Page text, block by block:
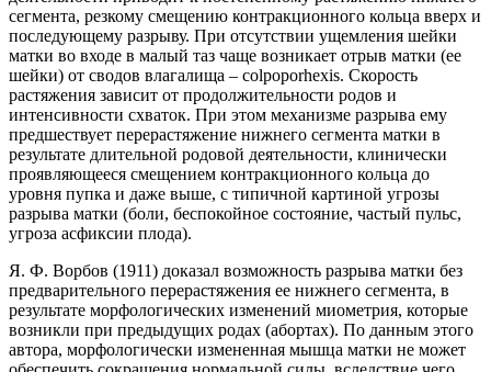
сегмента, резкому смещению контракционного кольца вверх и
последующему разрыву. При отсутствии ущемления шейки
матки во входе в малый таз чаще возникает отрыв матки (ее
шейки) от сводов влагалища – colpoporhexis. Скорость
растяжения зависит от продолжительности родов и
интенсивности схваток. При этом механизме разрыва ему
предшествует перерастяжение нижнего сегмента матки в
результате длительной родовой деятельности, клинически
проявляющееся смещением контракционного кольца до
уровня пупка и даже выше, с типичной картиной угрозы
разрыва матки (боли, беспокойное состояние, частый пульс,
угроза асфиксии плода).
Я. Ф. Ворбов (1911) доказал возможность разрыва матки без
предварительного перерастяжения ее нижнего сегмента, в
результате морфологических изменений миометрия, которые
возникли при предыдущих родах (абортах). По данным этого
автора, морфологически измененная мышца матки не может